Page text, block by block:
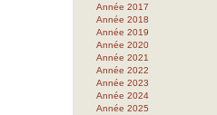
Année 2017
Année 2018
Année 2019
Année 2020
Année 2021
Année 2022
Année 2023
Année 2024
Année 2025